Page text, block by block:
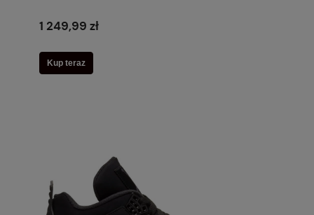
1 249,99 zł
Kup teraz